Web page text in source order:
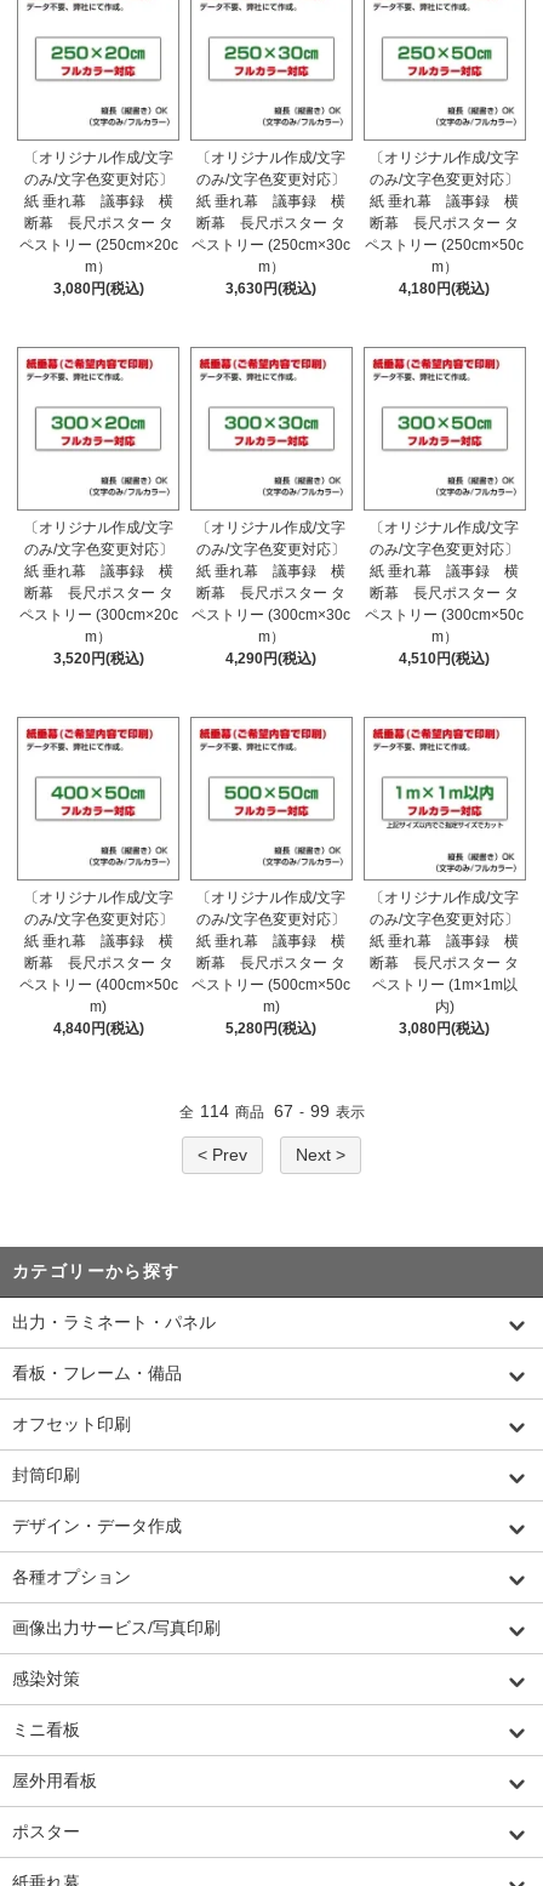
〔オリジナル作成/文字
のみ/文字色変更対応〕
紙 垂れ幕 議事録 横
断幕 長尺ポスター タ
ペストリー (250cm×20c
m）
3,080円(税込)
〔オリジナル作成/文字
のみ/文字色変更対応〕
紙 垂れ幕 議事録 横
断幕 長尺ポスター タ
ペストリー (250cm×30c
m）
3,630円(税込)
〔オリジナル作成/文字
のみ/文字色変更対応〕
紙 垂れ幕 議事録 横
断幕 長尺ポスター タ
ペストリー (250cm×50c
m）
4,180円(税込)
〔オリジナル作成/文字
のみ/文字色変更対応〕
紙 垂れ幕 議事録 横
断幕 長尺ポスター タ
ペストリー (300cm×20c
m）
3,520円(税込)
〔オリジナル作成/文字
のみ/文字色変更対応〕
紙 垂れ幕 議事録 横
断幕 長尺ポスター タ
ペストリー (300cm×30c
m）
4,290円(税込)
〔オリジナル作成/文字
のみ/文字色変更対応〕
紙 垂れ幕 議事録 横
断幕 長尺ポスター タ
ペストリー (300cm×50c
m）
4,510円(税込)
〔オリジナル作成/文字
のみ/文字色変更対応〕
紙 垂れ幕 議事録 横
断幕 長尺ポスター タ
ペストリー (400cm×50c
m)
4,840円(税込)
〔オリジナル作成/文字
のみ/文字色変更対応〕
紙 垂れ幕 議事録 横
断幕 長尺ポスター タ
ペストリー (500cm×50c
m)
5,280円(税込)
〔オリジナル作成/文字
のみ/文字色変更対応〕
紙 垂れ幕 議事録 横
断幕 長尺ポスター タ
ペストリー (1m×1m以
内)
3,080円(税込)
全 114 商品 67 - 99 表示
< Prev Next >
カテゴリーから探す
出力・ラミネート・パネル
看板・フレーム・備品
オフセット印刷
封筒印刷
デザイン・データ作成
各種オプション
画像出力サービス/写真印刷
感染対策
ミニ看板
屋外用看板
ポスター